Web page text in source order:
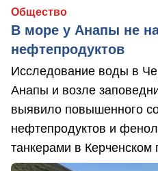
Общество
В море у Анапы не
нефтепродуктов
Исследование воды в
Анапы и возле
выявило повышенного
нефтепродуктов и
танкерами в Керченском